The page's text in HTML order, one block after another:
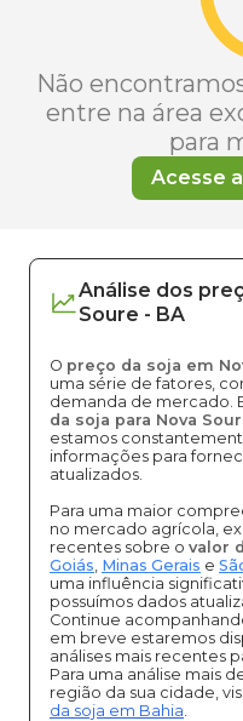
Não
entre na área
para
Acesse
Análise dos
Soure - BA
O preço da soja em
uma série de fatores,
demanda de mercado.
da soja para Nova
estamos
informações para
atualizados.
Para uma maior
no mercado agrícola,
recentes sobre o valor
Goiás, Minas Gerais e
uma influência
possuímos dados
Continue
em breve estaremos
análises mais recentes
Para uma análise mais
região da sua cidade,
da soja em Bahia.